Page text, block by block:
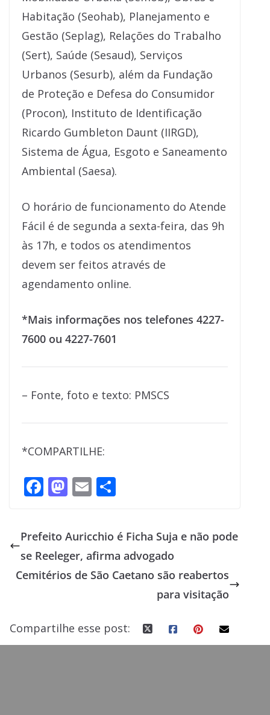
Habitação (Seohab), Planejamento e
Gestão (Seplag), Relações do Trabalho
(Sert), Saúde (Sesaud), Serviços
Urbanos (Sesurb), além da Fundação
de Proteção e Defesa do Consumidor
(Procon), Instituto de Identificação
Ricardo Gumbleton Daunt (IIRGD),
Sistema de Água, Esgoto e Saneamento
Ambiental (Saesa).
O horário de funcionamento do Atende
Fácil é de segunda a sexta-feira, das 9h
às 17h, e todos os atendimentos
devem ser feitos através de
agendamento online.
*Mais informações nos telefones 4227-
7600 ou 4227-7601
– Fonte, foto e texto: PMSCS
*COMPARTILHE:
F
e
b
o
o
M
to
d
o
n
E
ai
l
ar
e
Prefeito Auricchio é Ficha Suja e não pode
se Reeleger, afirma advogado
Cemitérios de São Caetano são reabertos
para visitação
Compartilhe esse post: